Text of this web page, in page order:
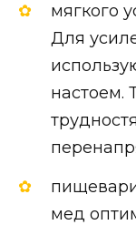
мягкого
Для
настоем.
мед